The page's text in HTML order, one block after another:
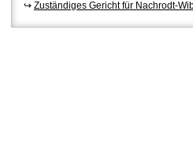
↪ Zuständiges Gericht für Nachrodt-